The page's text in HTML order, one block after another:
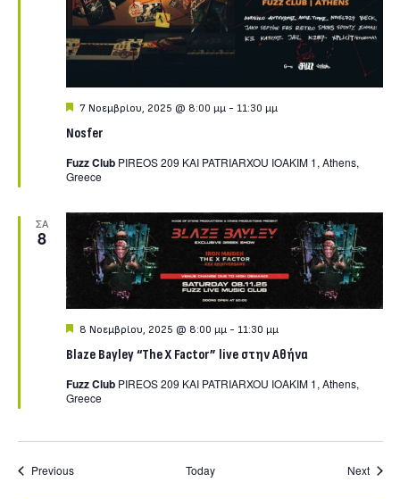
Nosfer
Featured
7 Νοεμβρίου, 2025 @ 8:00 μμ- 11:30 μμ
Fuzz Club PIREOS 209 KAI PATRIARXOU IOAKIM 1, Athens,
Greece
ΣΑ
8
Blaze Bayley “The X Factor” live στην Αθήνα
Featured
8 Νοεμβρίου, 2025 @ 8:00 μμ- 11:30 μμ
Fuzz Club PIREOS 209 KAI PATRIARXOU IOAKIM 1, Athens,
Greece
PreviousEvents Today Next